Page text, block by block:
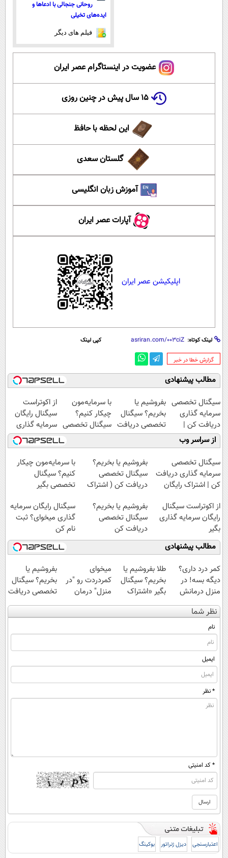
روحانی جنجالی با ادعاها و
ایده‌های تخیلی
فیلم های دیگر
عضویت در اینستاگرام عصر ایران
۱۵ سال پیش در چنین روزی
این لحظه با حافظ
گلستان سعدی
آموزش زبان انگلیسی
آپارات عصر ایران
اپلیکیشن عصر ایران
لینک کوتاه: کپی لینک
‌گزارش خطا در خبر
مطالب پیشنهادی
سیگنال تخصصی
سرمایه گذاری
دریافت کن |
اشتراک رایگان
بفروشیم یا
بخریم؟ سیگنال
تخصصی دریافت
کن ( اشتراک
رایگان )
با سرمایه‌مون
چیکار کنیم؟
سیگنال تخصصی
بگیر
از اکوتراست
سیگنال رایگان
سرمایه گذاری
بگیر
از سراسر وب
سیگنال تخصصی
سرمایه گذاری دریافت
کن | اشتراک رایگان
بفروشیم یا بخریم؟
سیگنال تخصصی
دریافت کن ( اشتراک
با سرمایه‌مون چیکار
کنیم؟ سیگنال
تخصصی بگیر
از اکوتراست سیگنال
رایگان سرمایه گذاری
بگیر
بفروشیم یا بخریم؟
سیگنال تخصصی
دریافت کن
سیگنال رایگان سرمایه
گذاری میخوای؟ ثبت
نام کن
مطالب پیشنهادی
کمر درد داری؟
دیگه بسه! در
منزل درمانش
کن
(◀پرسش‌نامه)
طلا بفروشیم یا
بخریم؟ سیگنال
بگیر «اشتراک
رایگان»
میخوای
کمردردت رو "در
منزل" درمان
کنی؟ (◂فیلم +
◂پرسش‌نامه)
بفروشیم یا
بخریم؟ سیگنال
تخصصی دریافت
کن ( اشتراک
رایگان )
نظر شما
نام
ایمیل
* نظر
* کد امنیتی
اعتبارسنجی دیزل ژنراتور بوکینگ